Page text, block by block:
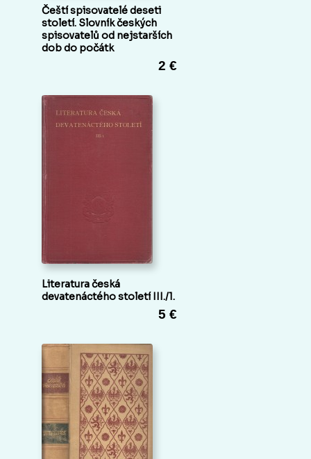
Čeští spisovatelé deseti
století. Slovník českých
spisovatelů od nejstarších
dob do počátk
2 €
Literatura česká
devatenáctého století III./1.
5 €